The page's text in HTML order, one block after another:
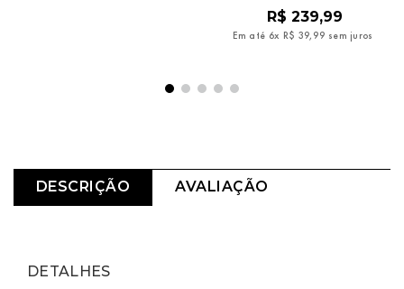
R$ 239,99
Em até 6x R$ 39, 99 sem juros
DESCRIÇÃO AVALIAÇÃO
DETALHES